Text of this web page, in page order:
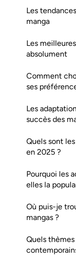
Les
manga
Les
absolument
Comment
ses
Les
succès des
Quels sont
en 2025 ?
Pourquoi les
elles la
Où puis-je
mangas ?
Quels